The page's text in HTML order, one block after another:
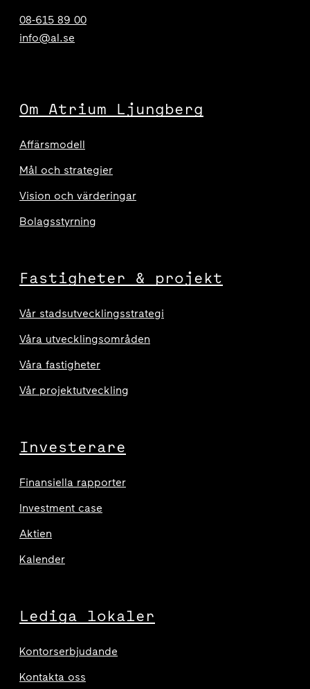
08-615 89 00
info@al.se
Om Atrium Ljungberg
Affärsmodell
Mål och strategier
Vision och värderingar
Bolagsstyrning
Fastigheter & projekt
Vår stadsutvecklingsstrategi
Våra utvecklingsområden
Våra fastigheter
Vår projektutveckling
Investerare
Finansiella rapporter
Investment case
Aktien
Kalender
Lediga lokaler
Kontorserbjudande
Kontakta oss